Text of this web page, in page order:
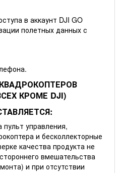
в аккаунт DJI GO
полетных данных с
КРОМЕ DJI)
управления,
и бесколлекторные
качества продукта не
вмешательства
и при отсутствии